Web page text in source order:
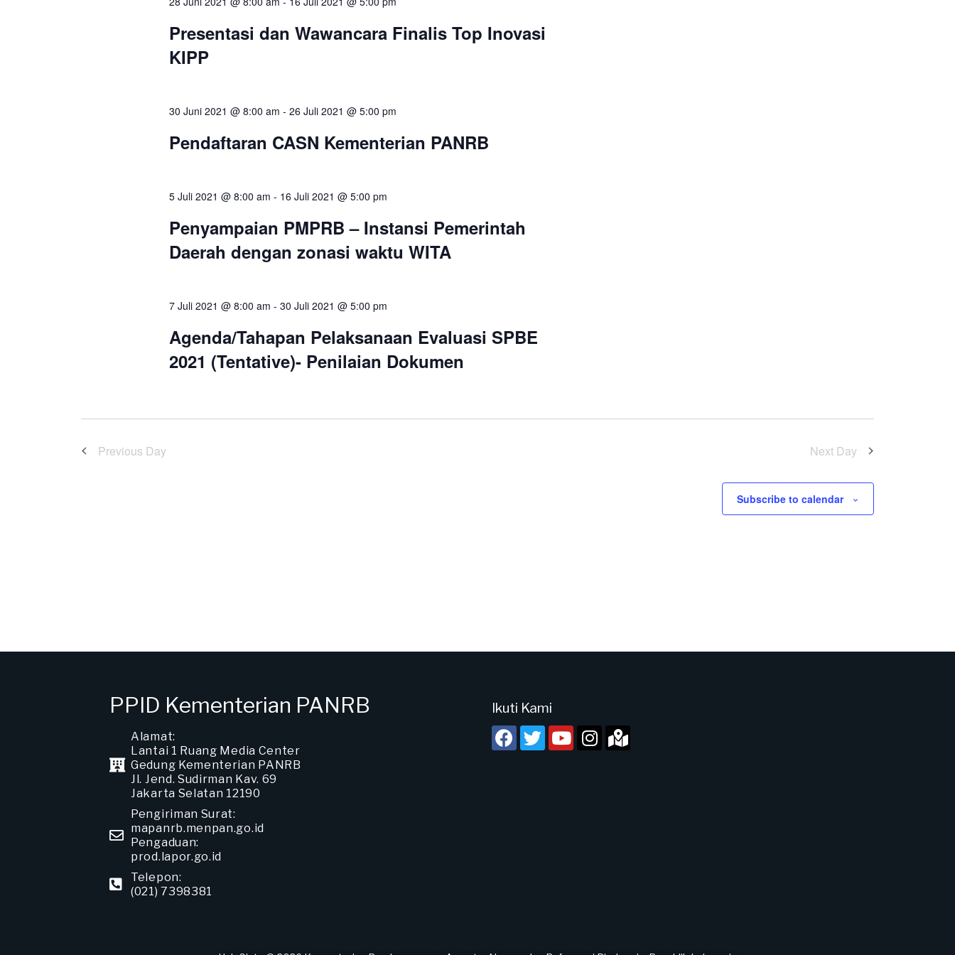
Presentasi dan Wawancara Finalis Top Inovasi
KIPP
30 Juni 2021 @ 8:00 am - 26 Juli 2021 @ 5:00 pm
Pendaftaran CASN Kementerian PANRB
5 Juli 2021 @ 8:00 am - 16 Juli 2021 @ 5:00 pm
Penyampaian PMPRB – Instansi Pemerintah
Daerah dengan zonasi waktu WITA
7 Juli 2021 @ 8:00 am - 30 Juli 2021 @ 5:00 pm
Agenda/Tahapan Pelaksanaan Evaluasi SPBE
2021 (Tentative)- Penilaian Dokumen
Previous Day Next Day
Subscribe to calendar
PPID Kementerian PANRB
Alamat:
Lantai 1 Ruang Media Center
Gedung Kementerian PANRB
Jl. Jend. Sudirman Kav. 69
Jakarta Selatan 12190
Pengiriman Surat:
mapanrb.menpan.go.id
Pengaduan:
prod.lapor.go.id
Telepon:
(021) 7398381
Ikuti Kami